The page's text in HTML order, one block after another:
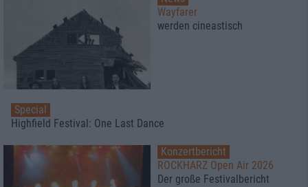
Wayfarer
werden cineastisch
Special
Highfield Festival: One Last Dance
Konzertbericht
ROCKHARZ Open Air 2026
Der große Festivalbericht